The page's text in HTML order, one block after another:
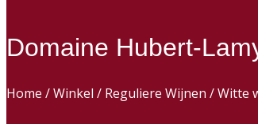
Domaine Hubert-
Home /Winkel / Reguliere Wijnen /Witte